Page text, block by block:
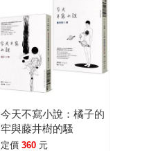
今天不寫小說：橘子的
牢與藤井樹的騷
定價 360 元